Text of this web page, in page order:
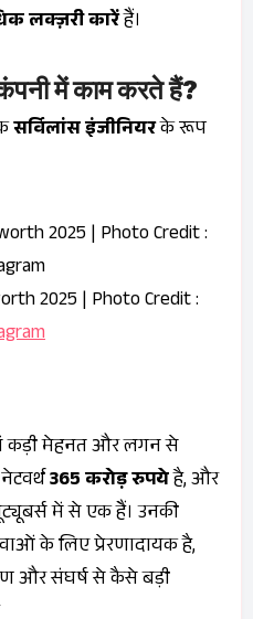
लक्ज़री कारेंहैं।
में काम करते हैं?
सर्विलांस इंजीनियरके रूप
2025 | Photo Credit :
कड़ी मेहनत और लगन से
365 करोड़ रुपयेहै, और
में से एक हैं। उनकी
के लिए प्रेरणादायक है,
और संघर्ष से कैसे बड़ी